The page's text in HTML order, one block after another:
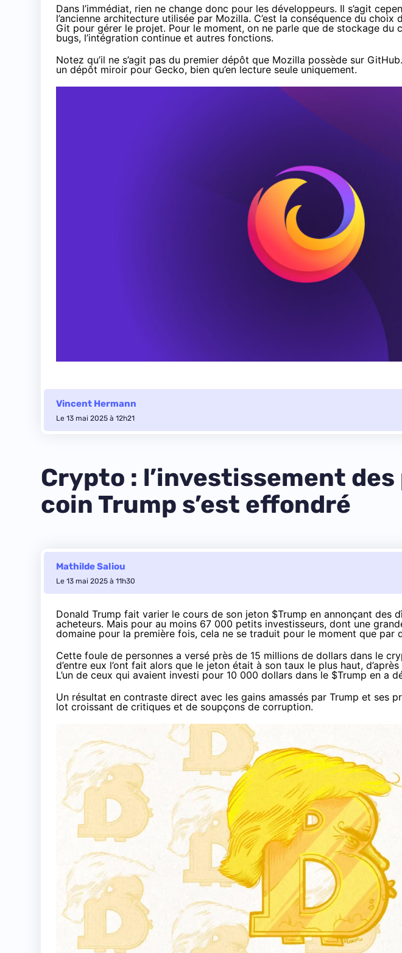
Dans l’immédiat, rien ne change donc pour les développeurs. Il s’agit
l’ancienne architecture utilisée par Mozilla. C’est la conséquence du
Git pour gérer le projet. Pour le moment, on ne parle que de stockage du
bugs, l’intégration continue et autres fonctions.
Notez qu’il ne s’agit pas du premier dépôt que Mozilla possède sur
un dépôt miroir pour Gecko, bien qu’en lecture seule uniquement.
Vincent Hermann
Le 13 mai 2025 à 12h21
Crypto : l’investissement
coin Trump s’est effondré
Mathilde Saliou
Le 13 mai 2025 à 11h30
Donald Trump fait varier le cours de son jeton $Trump en annonçant des
acheteurs. Mais pour au moins 67 000 petits investisseurs, dont une
domaine pour la première fois, cela ne se traduit pour le moment que par
Cette foule de personnes a versé près de 15 millions de dollars dans le
d’entre eux l’ont fait alors que le jeton était à son taux le plus haut, d’après
L’un de ceux qui avaient investi pour 10 000 dollars dans le $Trump en a
Un résultat en contraste direct avec les gains amassés par Trump et ses
lot croissant de critiques et de soupçons de corruption.